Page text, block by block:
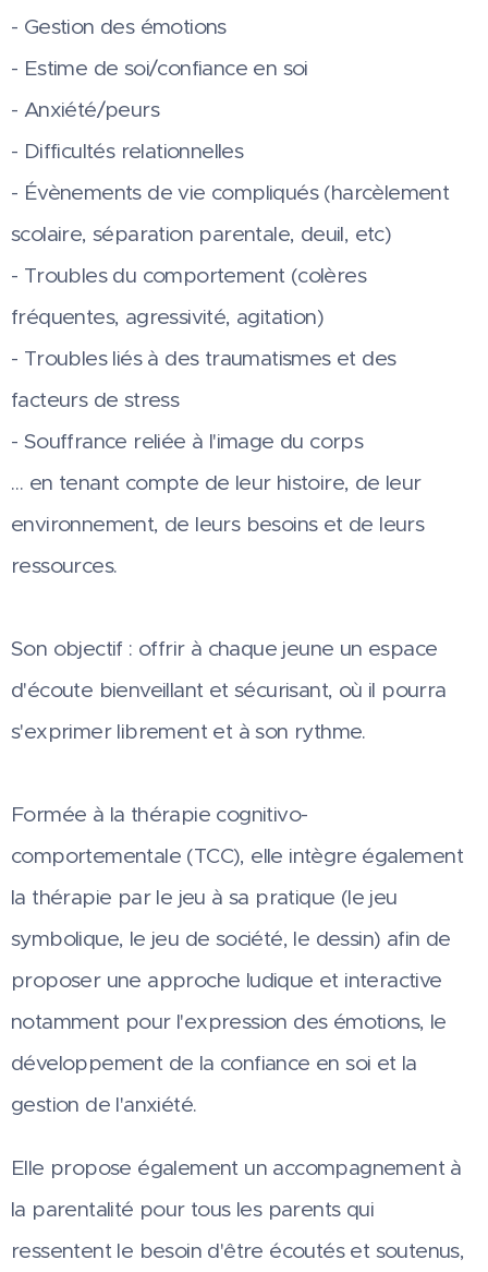
- Gestion des émotions
- Estime de soi/confiance en soi
- Anxiété/peurs
- Difficultés relationnelles
- Évènements de vie compliqués (harcèlement
scolaire, séparation parentale, deuil, etc)
- Troubles du comportement (colères
fréquentes, agressivité, agitation)
- Troubles liés à des traumatismes et des
facteurs de stress
- Souffrance reliée à l'image du corps
… en tenant compte de leur histoire, de leur
environnement, de leurs besoins et de leurs
ressources.
Son objectif : offrir à chaque jeune un espace
d'écoute bienveillant et sécurisant, où il pourra
s'exprimer librement et à son rythme.
Formée à la thérapie cognitivo-
comportementale (TCC), elle intègre également
la thérapie par le jeu à sa pratique (le jeu
symbolique, le jeu de société, le dessin) afin de
proposer une approche ludique et interactive
notamment pour l'expression des émotions, le
développement de la confiance en soi et la
gestion de l'anxiété.
Elle propose également un accompagnement à
la parentalité pour tous les parents qui
ressentent le besoin d'être écoutés et soutenus,